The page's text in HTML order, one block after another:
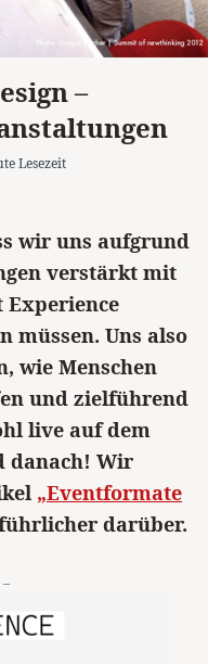
–
Lesezeit
wir uns aufgrund
verstärkt mit
Experience
müssen. Uns also
wie Menschen
und zielführend
live auf dem
danach! Wir
„Eventformate
darüber.